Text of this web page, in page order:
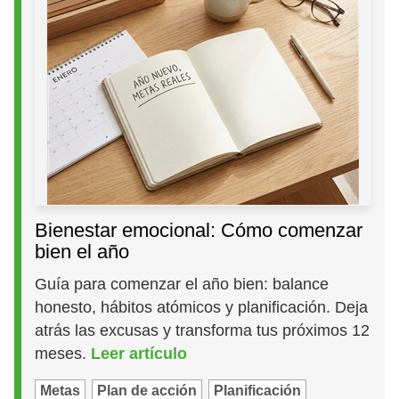
Bienestar emocional: Cómo comenzar
bien el año
Guía para comenzar el año bien: balance
honesto, hábitos atómicos y planificación. Deja
atrás las excusas y transforma tus próximos 12
meses. Leer artículo
Metas Plan de acción Planificación